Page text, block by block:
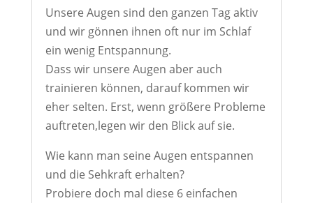
Unsere Augen sind den ganzen Tag aktiv
und wir gönnen ihnen oft nur im Schlaf
ein wenig Entspannung.
Dass wir unsere Augen aber auch
trainieren können, darauf kommen wir
eher selten. Erst, wenn größere Probleme
auftreten,legen wir den Blick auf sie.
Wie kann man seine Augen entspannen
und die Sehkraft erhalten?
Probiere doch mal diese 6 einfachen